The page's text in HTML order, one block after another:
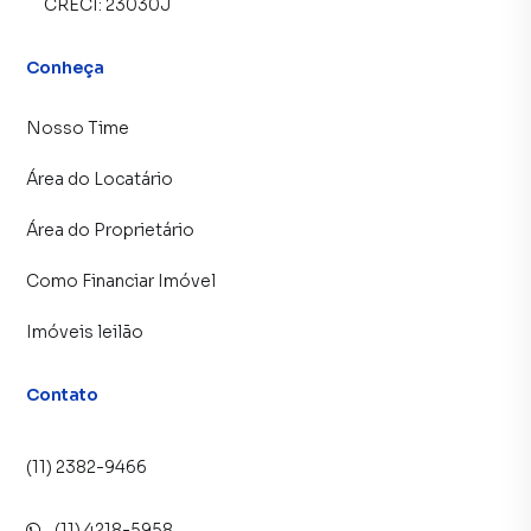
Consultórios de psicologia ou terapias integrativas.
Academias, estúdios de dança, pilates ou artes marciais.
Espaços de coworking e reuniões corporativas.
✨ Diferenciais:
alugar com espaço, localização estratégica e múltiplas
Conheça
Nosso Time
Área do Locatário
Área do Proprietário
Como Financiar Imóvel
Imóveis leilão
Contato
(11) 2382-9466